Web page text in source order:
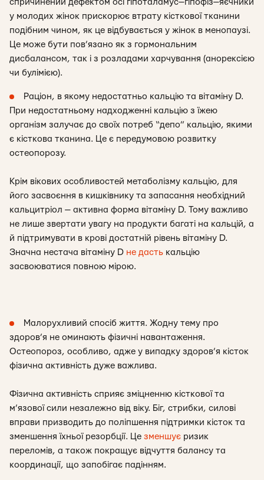
спричинений дефектом осі гіпоталамус—гіпофіз—яєчники
у молодих жінок прискорює втрату кісткової тканини
подібним чином, як це відбувається у жінок в менопаузі.
Це може бути пов’язано як з гормональним
дисбалансом, так і з розладами харчування (анорексією
чи булімією).
Раціон, в якому недостатньо кальцію та вітаміну D.
При недостатньому надходженні кальцію з їжею
організм залучає до своїх потреб “депо” кальцію, якими
є кісткова тканина. Це є передумовою розвитку
остеопорозу.
Крім вікових особливостей метаболізму кальцію, для
його засвоєння в кишківнику та запасання необхідний
кальцитріол — активна форма вітаміну D. Тому важливо
не лише звертати увагу на продукти багаті на кальцій, а
й підтримувати в крові достатній рівень вітаміну D.
Значна нестача вітаміну D не дасть кальцію
засвоюватися повною мірою.
Малорухливий спосіб життя. Жодну тему про
здоров’я не оминають фізичні навантаження.
Остеопороз, особливо, адже у випадку здоров’я кісток
фізична активність дуже важлива.
Фізична активність сприяє зміцненню кісткової та
м’язової сили незалежно від віку. Біг, стрибки, силові
вправи призводить до поліпшення підтримки кісток та
зменшення їхньої резорбції. Це зменшує ризик
переломів, а також покращує відчуття балансу та
координації, що запобігає падінням.